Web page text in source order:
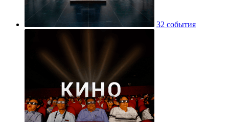
32 события